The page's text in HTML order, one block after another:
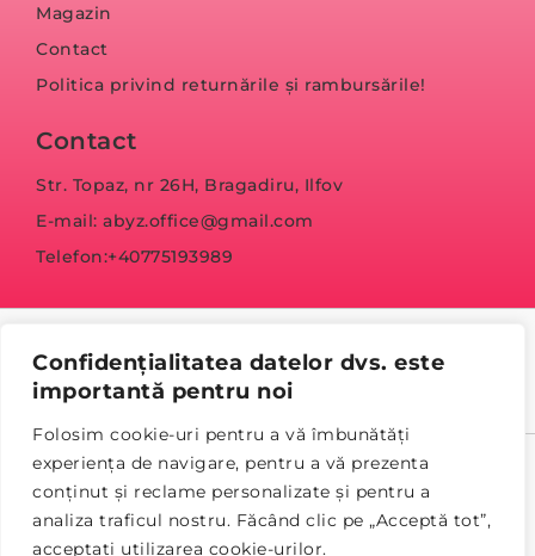
Confidențialitatea datelor dvs. este
importantă pentru noi
Folosim cookie-uri pentru a vă îmbunătăți
experiența de navigare, pentru a vă prezenta
conținut și reclame personalizate și pentru a
analiza traficul nostru. Făcând clic pe „Acceptă tot”,
acceptați utilizarea cookie-urilor.
Magazin
Contact
Politica privind returnările și rambursările!
Contact
Str. Topaz, nr 26H, Bragadiru, Ilfov
E-mail: abyz.office@gmail.com
Telefon:+40775193989
© Copyright 2023 abyz.ro
Politica de confidențialitateTermeni și condiții
Refund and Returns Policy